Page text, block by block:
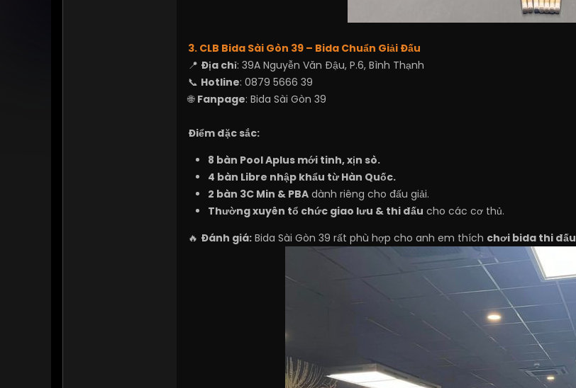
3. CLB Bida Sài Gòn 39 – Bida Chuẩn Giải Đấu
📍 Địa chỉ: 39A Nguyễn Văn Đậu, P.6, Bình Thạnh
📞 Hotline: 0879 5666 39
🌐 Fanpage: Bida Sài Gòn 39
Điểm đặc sắc:
8 bàn Pool Aplus mới tinh, xịn sò.
4 bàn Libre nhập khẩu từ Hàn Quốc.
2 bàn 3C Min & PBA dành riêng cho đấu giải.
Thường xuyên tổ chức giao lưu & thi đấu cho các cơ thủ.
🔥 Đánh giá: Bida Sài Gòn 39 rất phù hợp cho anh em thích chơi bida thi đấu